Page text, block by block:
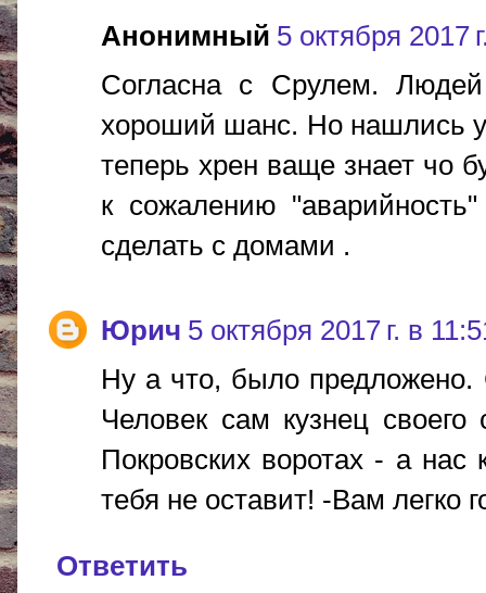
Анонимный 5 октября 2017
Согласна с Срулем.
хороший шанс. Но нашлись
теперь хрен ваще знает чо
к сожалению
сделать с домами .
Юрич 5 октября 2017 г. в
Ну а что, было
Человек сам кузнец своего
Покровских воротах - а нас
тебя не оставит! -Вам легко
Ответить